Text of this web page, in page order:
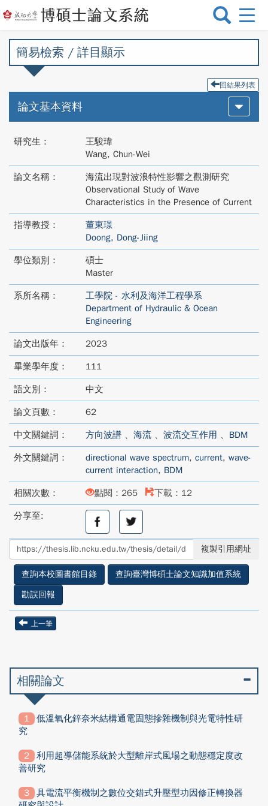
選
切
簡易檢索 / 詳目顯示
回結果列表
論文基本資料
研究生：
王駿瑋
Wang, Chun-Wei
論文名稱：
海流出現對波浪特性影響之觀測研究
Observational Study of Wave
Characteristics in the Presence of Current
指導教授：
董東璟
Doong, Dong-Jiing
學位類別：
碩士
Master
系所名稱：
工學院 - 水利及海洋工程學系
Department of Hydraulic & Ocean
Engineering
論文出版年： 2023
畢業學年度： 111
語文別： 中文
論文頁數： 62
中文關鍵詞： 方向波譜 、 海流 、 波流交互作用 、 BDM
外文關鍵詞： directional wave spectrum, current, wave-
current interaction, BDM
相關次數： 點閱：265 下載：12
分享至:
分
至
facebook
分
享
至
twitter
複製引用網址
查詢本校圖書館目錄
查詢臺灣博碩士論文知識加值系統
勘誤回報
上一筆
相關論文
低溫氧化鋅奈米結構通電固態摻雜機制與光電特性研
究
利用超導儲能系統於大型離岸式風場之動態穩定度改
善研究
具電流平衡機制之數位交錯式升壓型功因修正轉換器